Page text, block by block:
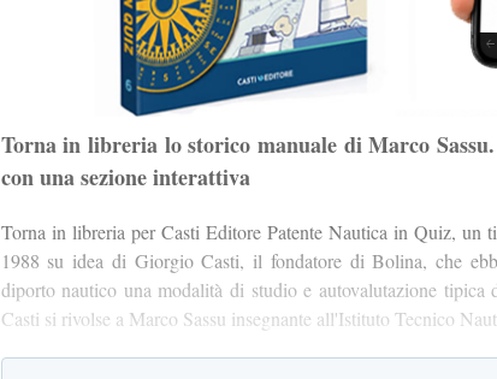
Torna in libreria lo storico manuale di Marco
con una sezione interattiva
Torna in libreria per Casti Editore Patente Nautica in Quiz, un
1988 su idea di Giorgio Casti, il fondatore di Bolina, che
diporto nautico una modalità di studio e autovalutazione
Casti si rivolse a Marco Sassu insegnante all'Istituto Tecnico